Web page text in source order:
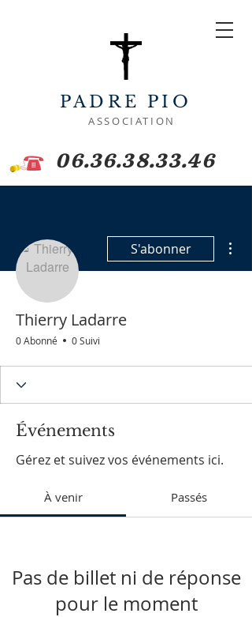
PADRE PIO
ASSOCIATION
06.36.38.33.46
S'abonner
Thierry Ladarre
0 Abonné 0 Suivi
Événements
Gérez et suivez vos événements ici.
À venir Passés
Pas de billet ni de réponse
pour le moment